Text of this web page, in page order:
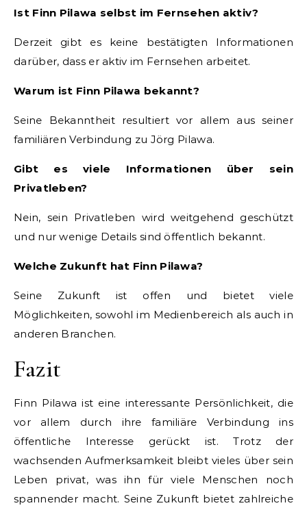
Ist Finn Pilawa selbst im Fernsehen aktiv?
Derzeit gibt es keine bestätigten Informationen
darüber, dass er aktiv im Fernsehen arbeitet.
Warum ist Finn Pilawa bekannt?
Seine Bekanntheit resultiert vor allem aus seiner
familiären Verbindung zu Jörg Pilawa.
Gibt es viele Informationen über sein
Privatleben?
Nein, sein Privatleben wird weitgehend geschützt
und nur wenige Details sind öffentlich bekannt.
Welche Zukunft hat Finn Pilawa?
Seine Zukunft ist offen und bietet viele
Möglichkeiten, sowohl im Medienbereich als auch in
anderen Branchen.
Fazit
Finn Pilawa ist eine interessante Persönlichkeit, die
vor allem durch ihre familiäre Verbindung ins
öffentliche Interesse gerückt ist. Trotz der
wachsenden Aufmerksamkeit bleibt vieles über sein
Leben privat, was ihn für viele Menschen noch
spannender macht. Seine Zukunft bietet zahlreiche